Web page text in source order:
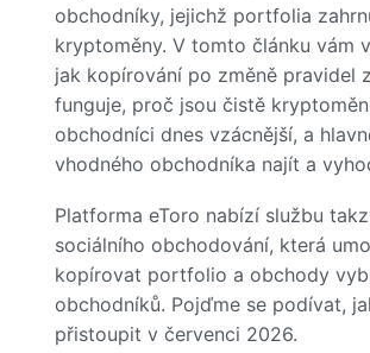
obchodníky, jejichž portfolia
kryptoměny. V tomto článku vám
jak kopírování po změně pravidel
funguje, proč jsou čistě
obchodníci dnes vzácnější, a
vhodného obchodníka najít a
Platforma eToro nabízí službu
sociálního obchodování, která
kopírovat portfolio a obchody
obchodníků. Pojďme se podívat,
přistoupit v červenci 2026.